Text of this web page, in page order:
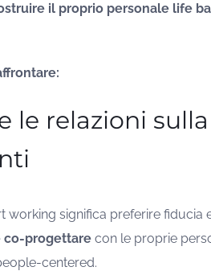
il proprio personale life
le relazioni
working significa preferire fiducia
co-progettarecon le proprie
centered.